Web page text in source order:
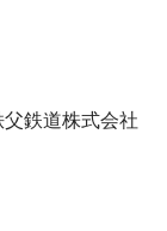
父鉄道株式会社